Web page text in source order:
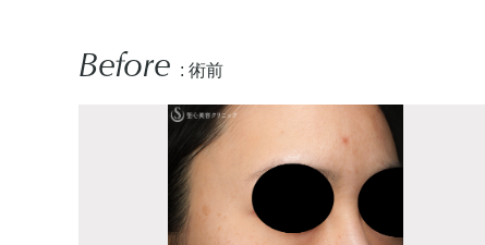
Before : 術前